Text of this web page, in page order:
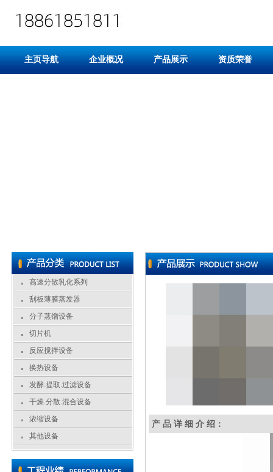
主页导航 企业概况 产品展示 资质荣誉
高速分散乳化系列
刮板薄膜蒸发器
分子蒸馏设备
切片机
反应搅拌设备
换热设备
发酵.提取.过滤设备
干燥.分散.混合设备
浓缩设备
其他设备
产 品 详 细 介 绍：